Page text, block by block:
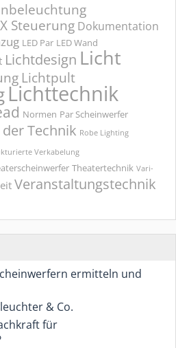
Steuerung Dokumentation
LED Par LED Wand
Lichtdesign Licht
Lichtpult
Lichttechnik
Normen Par Scheinwerfer
der Technik Robe Lighting
Verkabelung
Theatertechnik Vari-
Veranstaltungstechnik
ermitteln und
& Co.
für